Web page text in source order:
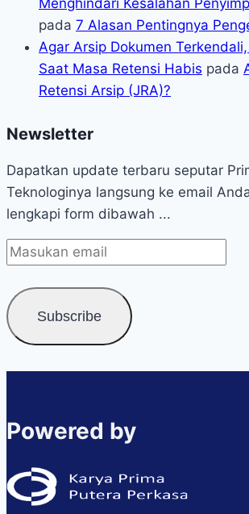
pada 7 Alasan Pentingnya
Agar Arsip Dokumen
Saat Masa Retensi Habis pada
Retensi Arsip (JRA)?
Newsletter
Dapatkan update terbaru seputar
Teknologinya langsung ke email
lengkapi form dibawah ...
Powered by